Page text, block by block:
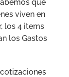
que
viven en
los 4 items
los Gastos